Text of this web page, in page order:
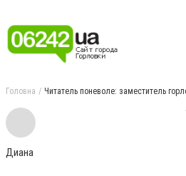
Головна Читатель поневоле: заместитель
Диана